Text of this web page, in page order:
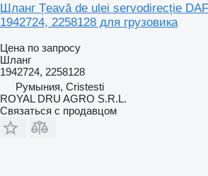
Шланг Țeavă de ulei servodirecție
1942724, 2258128 для грузовика
Цена по запросу
Шланг
1942724, 2258128
Румыния, Cristesti
ROYAL DRU AGRO S.R.L.
Связаться с продавцом